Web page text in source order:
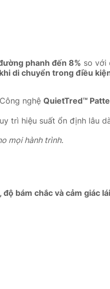
phanh đến 8% so với
di chuyển trong điều
Công nghệ QuietTred™
trì hiệu suất ổn định lâu
mọi hành trình.
độ bám chắc và cảm giác